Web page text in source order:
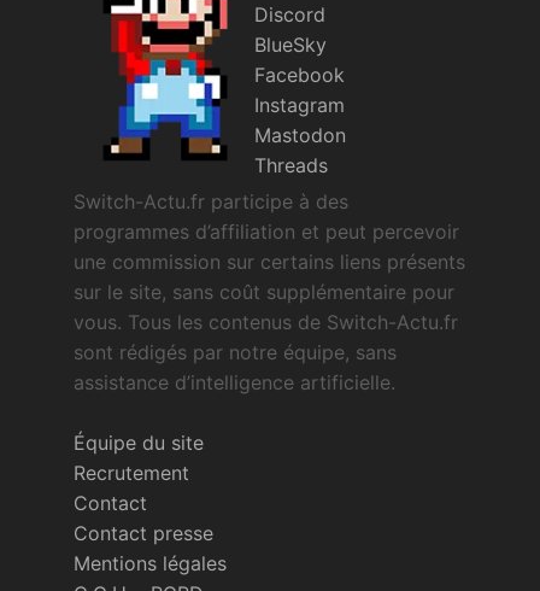
Discord
BlueSky
Facebook
Instagram
Mastodon
Threads
Switch-Actu.fr participe à des
programmes d’affiliation et peut percevoir
une commission sur certains liens présents
sur le site, sans coût supplémentaire pour
vous. Tous les contenus de Switch-Actu.fr
sont rédigés par notre équipe, sans
assistance d’intelligence artificielle.
Équipe du site
Recrutement
Contact
Contact presse
Mentions légales